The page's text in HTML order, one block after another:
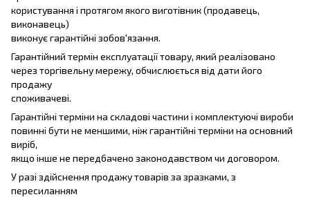
користування і протягом якого виготівник (продавець,
виконавець)
виконує гарантійні зобов'язання.
Гарантійний термін експлуатації товару, який реалізовано
через торгівельну мережу, обчислюється від дати його
продажу
споживачеві.
Гарантійні терміни на складові частини і комплектуючі вироби
повинні бути не меншими, ніж гарантійні терміни на основний
виріб,
якщо інше не передбачено законодавством чи договором.
У разі здійснення продажу товарів за зразками, з
пересиланням